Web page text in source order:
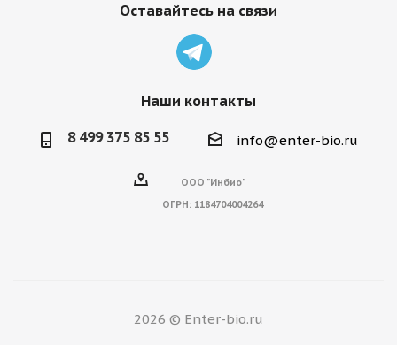
Оставайтесь на связи
Наши контакты
8 499 375 85 55 info@enter-bio.ru
ООО "Инбио"
ОГРН: 1184704004264
2026 © Enter-bio.ru